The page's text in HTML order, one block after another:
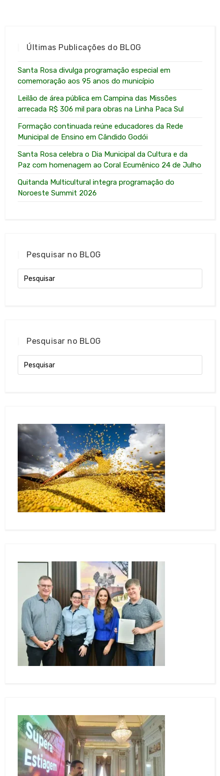
Últimas Publicações do BLOG
Santa Rosa divulga programação especial em
comemoração aos 95 anos do município
Leilão de área pública em Campina das Missões
arrecada R$ 306 mil para obras na Linha Paca Sul
Formação continuada reúne educadores da Rede
Municipal de Ensino em Cândido Godói
Santa Rosa celebra o Dia Municipal da Cultura e da
Paz com homenagem ao Coral Ecumênico 24 de Julho
Quitanda Multicultural integra programação do
Noroeste Summit 2026
Pesquisar no BLOG
Pesquisar no BLOG